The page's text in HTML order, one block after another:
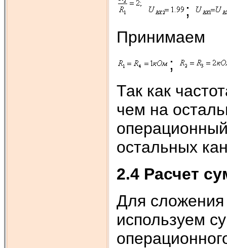
;
Принимаем
;
Так как
чем на
остальных
2.4 Расчет
Для сложения
используем